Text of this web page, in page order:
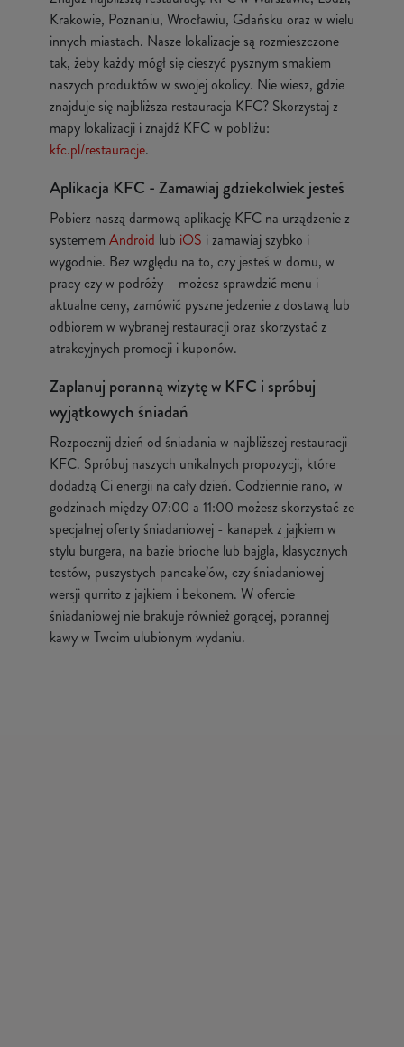
Krakowie, Poznaniu, Wrocławiu, Gdańsku oraz w wielu
innych miastach. Nasze lokalizacje są rozmieszczone
tak, żeby każdy mógł się cieszyć pysznym smakiem
naszych produktów w swojej okolicy. Nie wiesz, gdzie
znajduje się najbliższa restauracja KFC? Skorzystaj z
mapy lokalizacji i znajdź KFC w pobliżu:
kfc.pl/restauracje.
Aplikacja KFC - Zamawiaj gdziekolwiek jesteś
Pobierz naszą darmową aplikację KFC na urządzenie z
systemem Android lub iOS i zamawiaj szybko i
wygodnie. Bez względu na to, czy jesteś w domu, w
pracy czy w podróży – możesz sprawdzić menu i
aktualne ceny, zamówić pyszne jedzenie z dostawą lub
odbiorem w wybranej restauracji oraz skorzystać z
atrakcyjnych promocji i kuponów.
Zaplanuj poranną wizytę w KFC i spróbuj
wyjątkowych śniadań
Rozpocznij dzień od śniadania w najbliższej restauracji
KFC. Spróbuj naszych unikalnych propozycji, które
dodadzą Ci energii na cały dzień. Codziennie rano, w
godzinach między 07:00 a 11:00 możesz skorzystać ze
specjalnej oferty śniadaniowej - kanapek z jajkiem w
stylu burgera, na bazie brioche lub bajgla, klasycznych
tostów, puszystych pancake’ów, czy śniadaniowej
wersji qurrito z jajkiem i bekonem. W ofercie
śniadaniowej nie brakuje również gorącej, porannej
kawy w Twoim ulubionym wydaniu.